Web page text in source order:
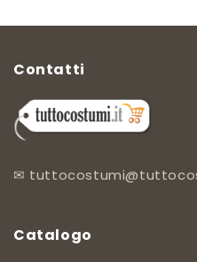
Contatti
✉
Catalogo